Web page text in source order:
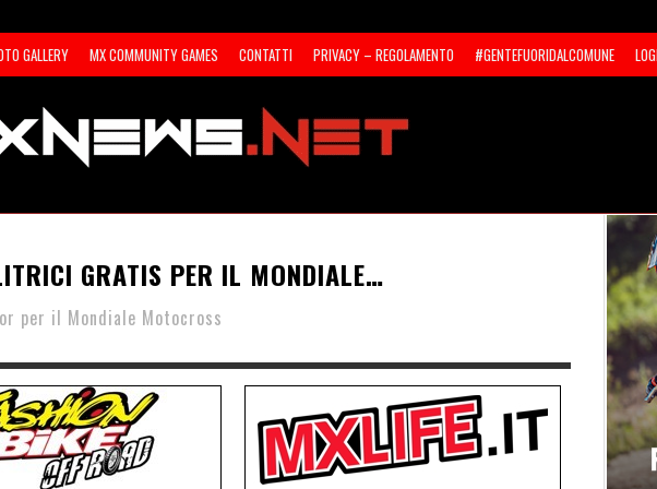
GALLERY MX COMMUNITY GAMES CONTATTI PRIVACY – REGOLAMENTO #GENTEFUORIDALCOMUNE
GRATIS PER IL MONDIALE…
per il Mondiale Motocross